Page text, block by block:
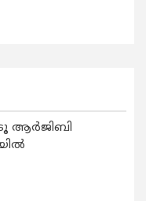
ആർജിബി